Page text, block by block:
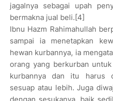
jagalnya sebagai upah
bermakna jual beli.[4]
Ibnu Hazm Rahimahullah
sampai ia menetapkan
hewan kurbannya, ia
orang yang berkurban
kurbannya dan itu harus
sesuap atau lebih. Juga
dengan sesukanya, baik